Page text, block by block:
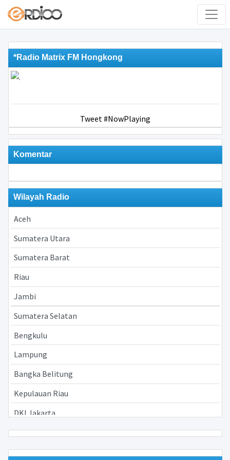
*Radio Matrix FM Hongkong
Tweet #NowPlaying
Komentar
Wilayah Radio
Aceh
Sumatera Utara
Sumatera Barat
Riau
Jambi
Sumatera Selatan
Bengkulu
Lampung
Bangka Belitung
Kepulauan Riau
DKI Jakarta
Jawa Barat
Jawa Tengah